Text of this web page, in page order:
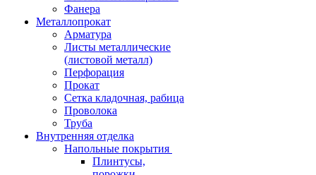
Фанера
Металлопрокат
Арматура
Листы металлические
(листовой металл)
Перфорация
Прокат
Сетка кладочная, рабица
Проволока
Труба
Внутренняя отделка
Напольные покрытия
Плинтусы,